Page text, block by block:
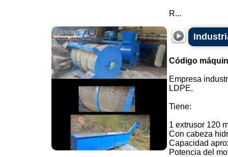
R...
Código
Empresa
LDPE.
Tiene:
1 extrusor 120
Con cabeza
Capacidad
Potencia del